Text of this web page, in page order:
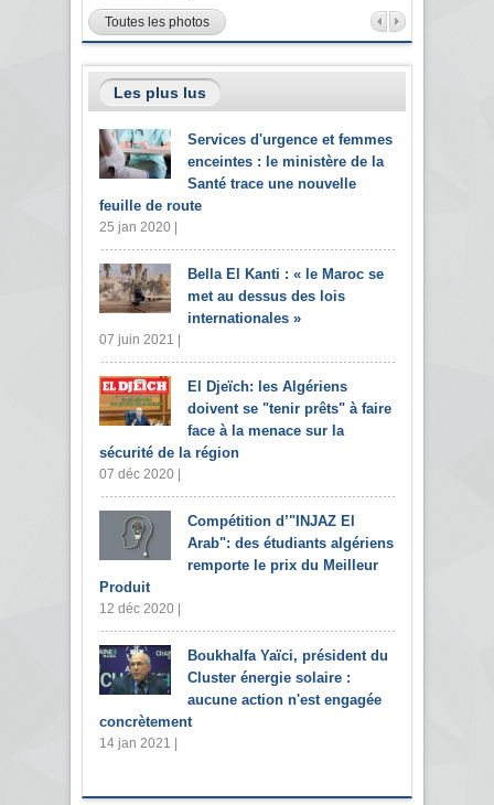
Toutes les photos
Les plus lus
Services d'urgence et femmes
enceintes : le ministère de la
Santé trace une nouvelle
feuille de route
25 jan 2020 |
Bella El Kanti : « le Maroc se
met au dessus des lois
internationales »
07 juin 2021 |
El Djeïch: les Algériens
doivent se "tenir prêts" à faire
face à la menace sur la
sécurité de la région
07 déc 2020 |
Compétition d’"INJAZ El
Arab": des étudiants algériens
remporte le prix du Meilleur
Produit
12 déc 2020 |
Boukhalfa Yaïci, président du
Cluster énergie solaire :
aucune action n'est engagée
concrètement
14 jan 2021 |